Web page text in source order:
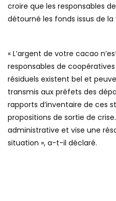
croire que les responsables
détourné les fonds issus de
« L’argent de votre cacao
responsables de
résiduels existent bel et
transmis aux préfets des
rapports d’inventaire de ces
propositions de sortie de
administrative et vise une
situation », a-t-il déclaré.